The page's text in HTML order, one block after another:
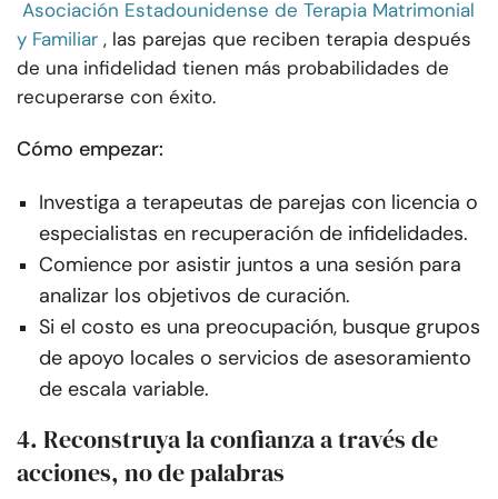
Asociación Estadounidense de Terapia Matrimonial
y Familiar , las parejas que reciben terapia después
de una infidelidad tienen más probabilidades de
recuperarse con éxito.
Cómo empezar:
Investiga a terapeutas de parejas con licencia o
especialistas en recuperación de infidelidades.
Comience por asistir juntos a una sesión para
analizar los objetivos de curación.
Si el costo es una preocupación, busque grupos
de apoyo locales o servicios de asesoramiento
de escala variable.
4. Reconstruya la confianza a través de
acciones, no de palabras